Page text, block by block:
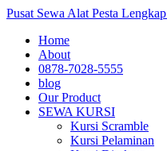
Pusat Sewa Alat Pesta
Home
About
0878-7028-5555
blog
Our Product
SEWA KURSI
Kursi Scramble
Kursi Pelaminan